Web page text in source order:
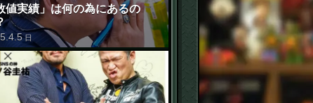
値実績」は何の為にあるの
.4.5 日